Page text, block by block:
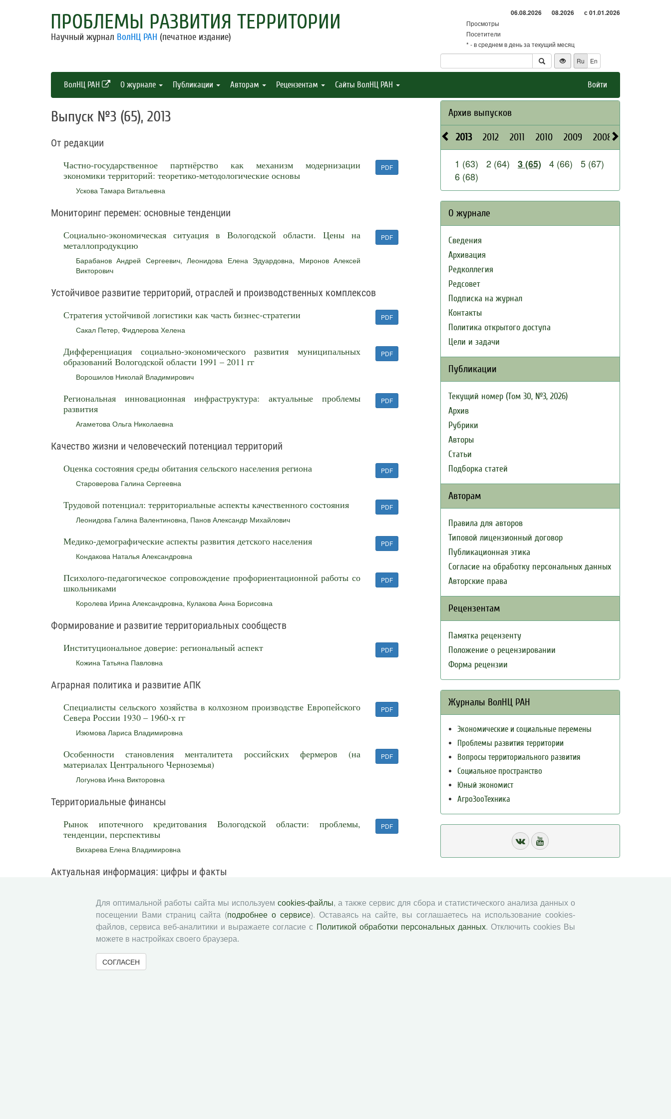
ПРОБЛЕМЫ РАЗВИТИЯ ТЕРРИТОРИИ
Научный журнал ВолНЦ РАН (печатное издание)
06.08.2026 08.2026 с 01.01.2026
Просмотры
Посетители
* - в среднем в день за текущий месяц
Ru
En
ВолНЦ РАН О журнале Публикации Авторам Рецензентам Сайты ВолНЦ РАН Войти
Выпуск №3 (65), 2013
От редакции
Частно-государственное партнёрство как механизм модернизации
экономики территорий: теоретико-методологические основы
Ускова Тамара Витальевна
PDF
Мониторинг перемен: основные тенденции
Социально-экономическая ситуация в Вологодской области. Цены на
металлопродукцию
Барабанов Андрей Сергеевич,Леонидова Елена Эдуардовна, Миронов Алексей
Викторович
PDF
Устойчивое развитие территорий, отраслей и производственных комплексов
Стратегия устойчивой логистики как часть бизнес-стратегии
Сакал Петер, Фидлерова Хелена
PDF
Дифференциация социально-экономического развития муниципальных
образований Вологодской области 1991 – 2011 гг
Ворошилов Николай Владимирович
PDF
Региональная инновационная инфраструктура: актуальные проблемы
развития
Агаметова Ольга Николаевна
PDF
Качество жизни и человеческий потенциал территорий
Оценка состояния среды обитания сельского населения региона
Староверова Галина Сергеевна
PDF
Трудовой потенциал: территориальные аспекты качественного состояния
Леонидова Галина Валентиновна, Панов Александр Михайлович
PDF
Медико-демографические аспекты развития детского населения
Кондакова Наталья Александровна
PDF
Психолого-педагогическое сопровождение профориентационной работы со
школьниками
Королева Ирина Александровна, Кулакова Анна Борисовна
PDF
Формирование и развитие территориальных сообществ
Институциональное доверие: региональный аспект
Кожина Татьяна Павловна
PDF
Аграрная политика и развитие АПК
Специалисты сельского хозяйства в колхозном производстве Европейского
Севера России 1930 – 1960-х гг
Изюмова Лариса Владимировна
PDF
Особенности становления менталитета российских фермеров (на
материалах Центрального Черноземья)
Логунова Инна Викторовна
PDF
Территориальные финансы
Рынок ипотечного кредитования Вологодской области: проблемы,
тенденции, перспективы
Вихарева Елена Владимировна
PDF
Актуальная информация: цифры и факты
области в апреле 2013 года
Кожина Татьяна Павловна
Хроника научной жизни
КОНФЕРЕНЦИИ, ЗАСЕДАНИЯ, СЕМИНАРЫ
Архив выпусков
2013 2012 2011 2010 2009 2008
1 (63) 2 (64) 3 (65) 4 (66)
5 (67)
6 (68)
О журнале
Сведения
Архивация
Редколлегия
Редсовет
Подписка на журнал
Контакты
Политика открытого доступа
Цели и задачи
Публикации
Текущий номер (Том 30, №3, 2026)
Архив
Рубрики
Авторы
Статьи
Подборка статей
Авторам
Правила для авторов
Типовой лицензионный договор
Публикационная этика
Согласие на обработку персональных данных
Авторские права
Рецензентам
Памятка рецензенту
Положение о рецензировании
Форма рецензии
Журналы ВолНЦ РАН
Экономические и социальные перемены
Проблемы развития территории
Вопросы территориального развития
Социальное пространство
Юный экономист
АгроЗооТехника
Для оптимальной работы сайта мы используем cookies-файлы, а также сервис для сбора и статистического анализа данных о
посещении Вами страниц сайта (подробнее о сервисе). Оставаясь на сайте, вы соглашаетесь на использование cookies-
файлов, сервиса веб-аналитики и выражаете согласие с Политикой обработки персональных данных. Отключить cookies Вы
можете в настройках своего браузера.
СОГЛАСЕН